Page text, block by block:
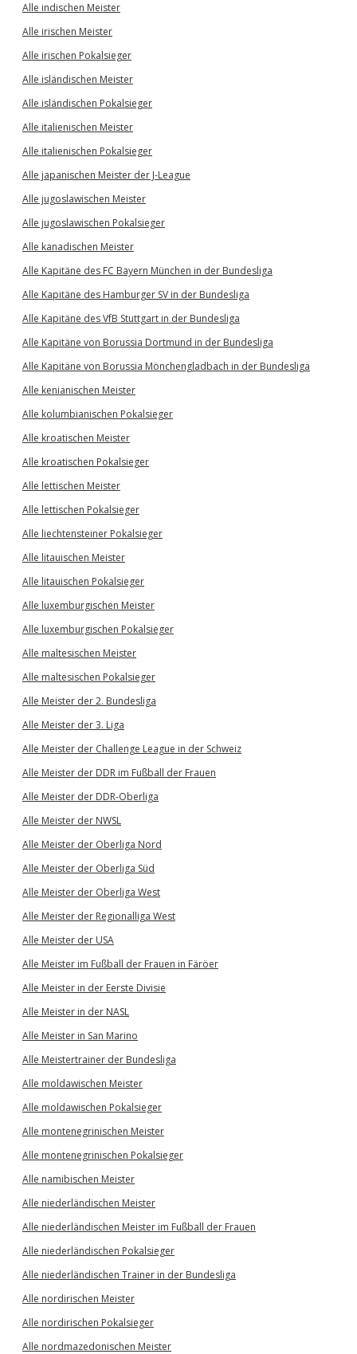
Alle indischen Meister
Alle irischen Meister
Alle irischen Pokalsieger
Alle isländischen Meister
Alle isländischen Pokalsieger
Alle italienischen Meister
Alle italienischen Pokalsieger
Alle japanischen Meister der J-League
Alle jugoslawischen Meister
Alle jugoslawischen Pokalsieger
Alle kanadischen Meister
Alle Kapitäne des FC Bayern München in der Bundesliga
Alle Kapitäne des Hamburger SV in der Bundesliga
Alle Kapitäne des VfB Stuttgart in der Bundesliga
Alle Kapitäne von Borussia Dortmund in der Bundesliga
Alle Kapitäne von Borussia Mönchengladbach in der Bundesliga
Alle kenianischen Meister
Alle kolumbianischen Pokalsieger
Alle kroatischen Meister
Alle kroatischen Pokalsieger
Alle lettischen Meister
Alle lettischen Pokalsieger
Alle liechtensteiner Pokalsieger
Alle litauischen Meister
Alle litauischen Pokalsieger
Alle luxemburgischen Meister
Alle luxemburgischen Pokalsieger
Alle maltesischen Meister
Alle maltesischen Pokalsieger
Alle Meister der 2. Bundesliga
Alle Meister der 3. Liga
Alle Meister der Challenge League in der Schweiz
Alle Meister der DDR im Fußball der Frauen
Alle Meister der DDR-Oberliga
Alle Meister der NWSL
Alle Meister der Oberliga Nord
Alle Meister der Oberliga Süd
Alle Meister der Oberliga West
Alle Meister der Regionalliga West
Alle Meister der USA
Alle Meister im Fußball der Frauen in Färöer
Alle Meister in der Eerste Divisie
Alle Meister in der NASL
Alle Meister in San Marino
Alle Meistertrainer der Bundesliga
Alle moldawischen Meister
Alle moldawischen Pokalsieger
Alle montenegrinischen Meister
Alle montenegrinischen Pokalsieger
Alle namibischen Meister
Alle niederländischen Meister
Alle niederländischen Meister im Fußball der Frauen
Alle niederländischen Pokalsieger
Alle niederländischen Trainer in der Bundesliga
Alle nordirischen Meister
Alle nordirischen Pokalsieger
Alle nordmazedonischen Meister